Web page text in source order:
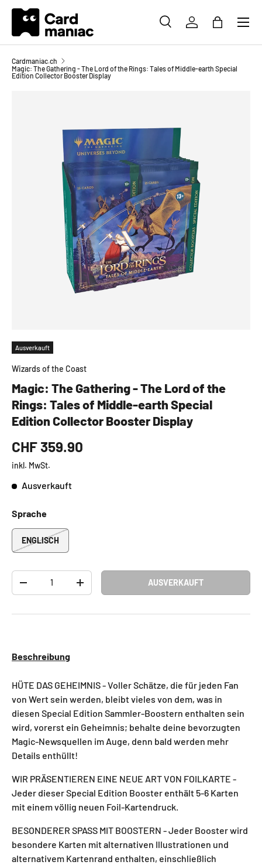
DIREKT ZUM INHALT
SUCHEEINLOGGEN
Menü
Cardmaniac.ch
Magic: The Gathering - The Lord of the Rings: Tales of Middle-earth Special
Edition Collector Booster Display
Ausverkauft
Wizards of the Coast
Magic: The Gathering - The Lord of the
Rings: Tales of Middle-earth Special
Edition Collector Booster Display
CHF 359.90
inkl. MwSt.
Ausverkauft
Sprache
ENGLISCH
- + AUSVERKAUFT
Beschreibung
HÜTE DAS GEHEIMNIS - Voller Schätze, die für jeden Fan
von Wert sein werden, bleibt vieles von dem, was in
diesen Special Edition Sammler-Boostern enthalten sein
wird, vorerst ein Geheimnis; behalte deine bevorzugten
Magic-Newsquellen im Auge, denn bald werden mehr
Details enthüllt!
WIR PRÄSENTIEREN EINE NEUE ART VON FOILKARTE -
Jeder dieser Special Edition Booster enthält 5-6 Karten
mit einem völlig neuen Foil-Kartendruck.
BESONDERER SPASS MIT BOOSTERN - Jeder Booster wird
besondere Karten mit alternativen Illustrationen und
alternativem Kartenrand enthalten, einschließlich